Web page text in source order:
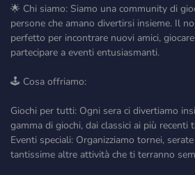
🌟 Chi siamo: Siamo una community di
persone che amano divertirsi insieme. Il
perfetto per incontrare nuovi amici,
partecipare a eventi entusiasmanti.
🕹️ Cosa offriamo:
Giochi per tutti: Ogni sera ci divertiamo
gamma di giochi, dai classici ai più
Eventi speciali: Organizziamo tornei,
tantissime altre attività che ti terranno